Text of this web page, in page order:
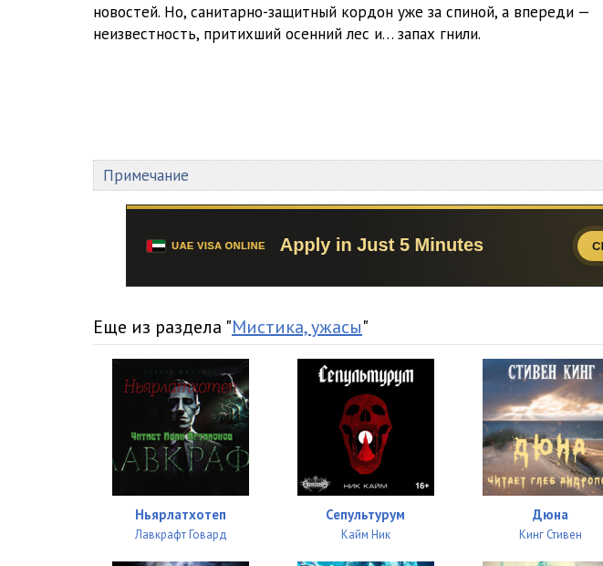
новостей. Но, санитарно-защитный кордон уже за спиной, а впереди —
неизвестность, притихший осенний лес и… запах гнили.
Примечание
Еще из раздела "Мистика, ужасы"
Ньярлатхотеп
Лавкрафт Говард
Сепультурум
Кайм Ник
Дюна
Кинг Стивен